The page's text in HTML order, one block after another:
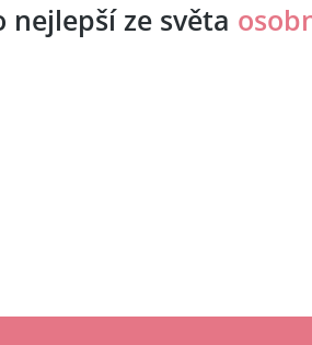
nejlepší ze světa